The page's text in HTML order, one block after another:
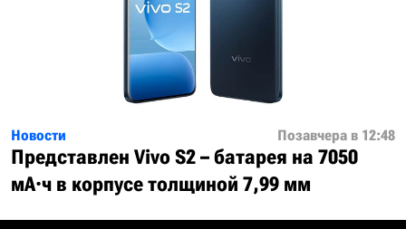
Новости Позавчера в 12:48
Представлен Vivo S2 – батарея на 7050
мА·ч в корпусе толщиной 7,99 мм